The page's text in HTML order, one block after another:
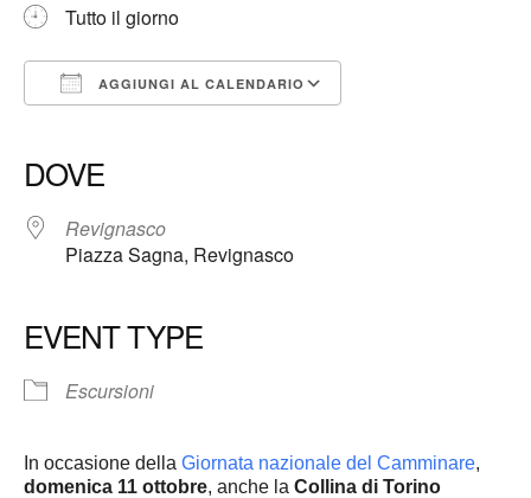
Tutto il giorno
AGGIUNGI AL CALENDARIO
DOVE
Revignasco
Piazza Sagna, Revignasco
EVENT TYPE
Escursioni
In occasione della Giornata nazionale del Camminare,
domenica 11 ottobre, anche la Collina di Torino